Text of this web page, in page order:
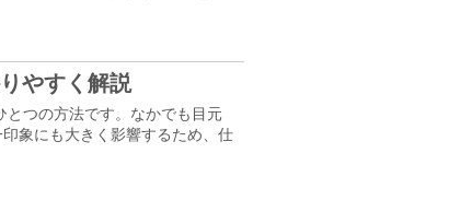
やすく解説
つの方法です。なかでも目元
象にも大きく影響するため、仕